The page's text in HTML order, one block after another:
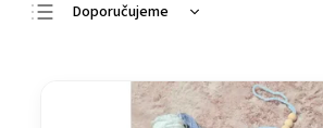
Doporučujeme
Nejdražší
Nejprodávanější